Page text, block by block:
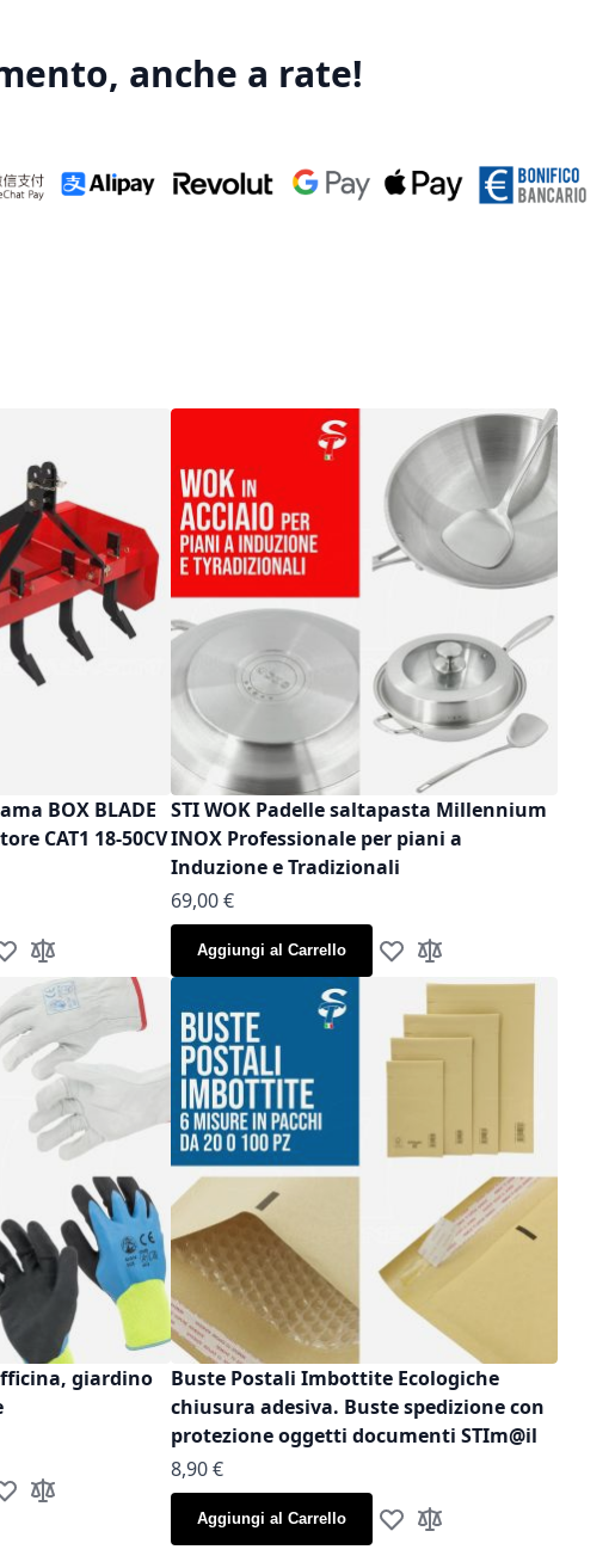
anche a rate!
BOX BLADE
CAT1 18-50CV
alla lista desideri
Aggiungi al confronto
STI WOK Padelle saltapasta Millennium
INOX Professionale per piani a
Induzione e Tradizionali
As low as
69,00 €
Aggiungi al Carrello Aggiungi alla lista desideri
Aggiungi al confronto
giardino
alla lista desideri
Aggiungi al confronto
Buste Postali Imbottite Ecologiche
chiusura adesiva. Buste spedizione con
protezione oggetti documenti STIm@il
As low as
8,90 €
Aggiungi al Carrello Aggiungi alla lista desideri
Aggiungi al confronto